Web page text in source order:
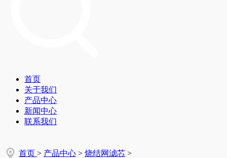
首页
关于我们
产品中心
新闻中心
联系我们
首页 > 产品中心 > 烧结网滤芯 >